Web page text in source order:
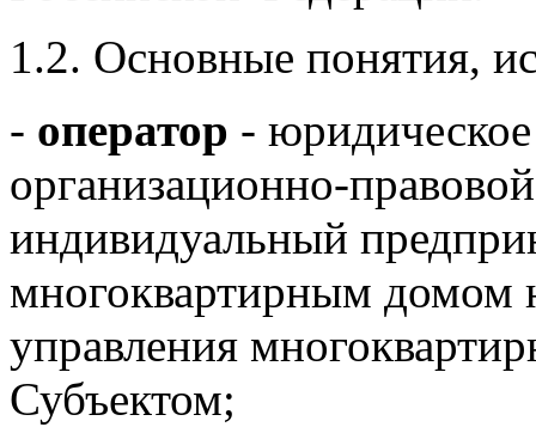
1.2. Основные понятия,
- оператор -
организационно-
индивидуальный
многоквартирным домом
управления
Субъектом;